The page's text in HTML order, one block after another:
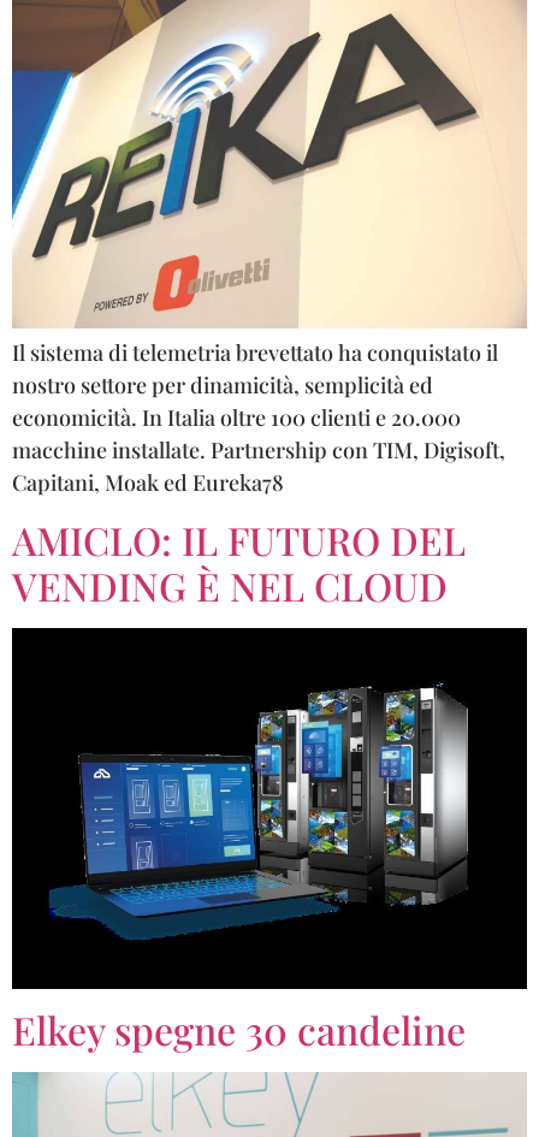
Il sistema di telemetria brevettato ha conquistato il
nostro settore per dinamicità, semplicità ed
economicità. In Italia oltre 100 clienti e 20.000
macchine installate. Partnership con TIM, Digisoft,
Capitani, Moak ed Eureka78
AMICLO: IL FUTURO DEL
VENDING È NEL CLOUD
Elkey spegne 30 candeline